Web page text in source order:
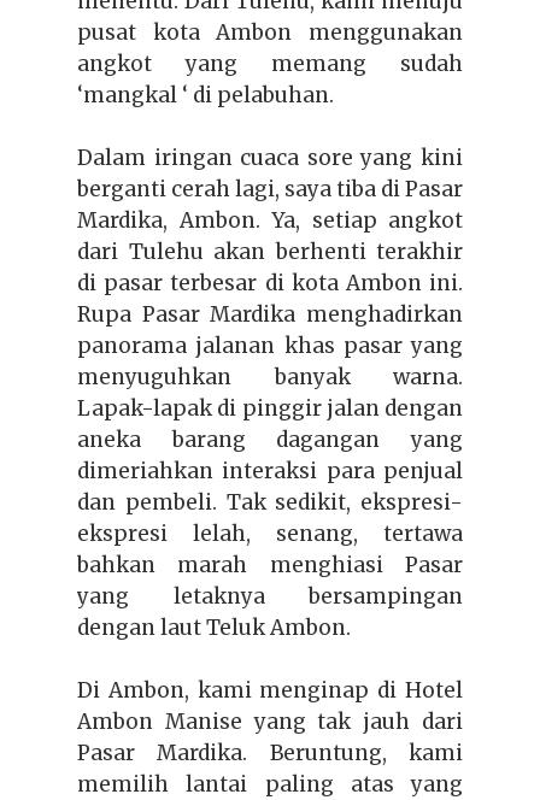
pusat kota Ambon menggunakan
angkot yang memang sudah
‘mangkal ‘ di pelabuhan.
Dalam iringan cuaca sore yang kini
berganti cerah lagi, saya tiba di Pasar
Mardika, Ambon. Ya, setiap angkot
dari Tulehu akan berhenti terakhir
di pasar terbesar di kota Ambon ini.
Rupa Pasar Mardika menghadirkan
panorama jalanan khas pasar yang
menyuguhkan banyak warna.
Lapak-lapak di pinggir jalan dengan
aneka barang dagangan yang
dimeriahkan interaksi para penjual
dan pembeli. Tak sedikit, ekspresi-
ekspresi lelah, senang, tertawa
bahkan marah menghiasi Pasar
yang letaknya bersampingan
dengan laut Teluk Ambon.
Di Ambon, kami menginap di Hotel
Ambon Manise yang tak jauh dari
Pasar Mardika. Beruntung, kami
memilih lantai paling atas yang